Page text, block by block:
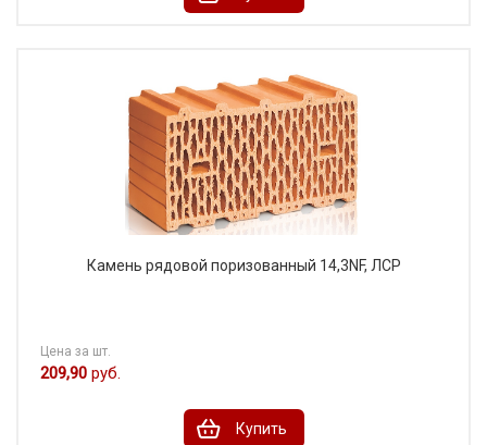
Камень рядовой поризованный 14,3NF, ЛСР
Цена за шт.
209,90 руб.
Купить